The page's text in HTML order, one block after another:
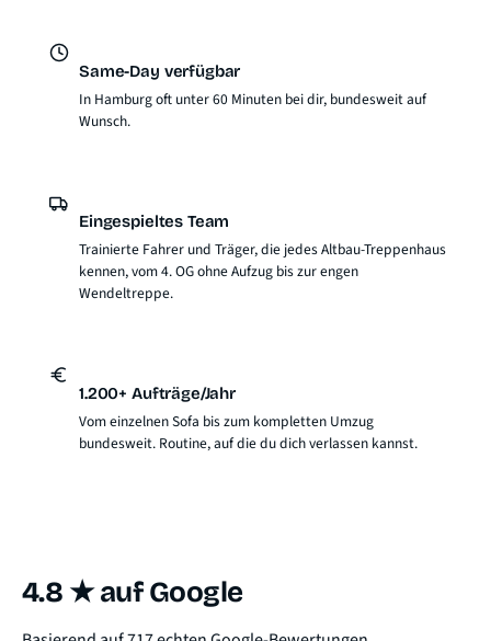
Same-Day verfügbar
In Hamburg oft unter 60 Minuten bei dir, bundesweit auf
Wunsch.
Eingespieltes Team
Trainierte Fahrer und Träger, die jedes Altbau-Treppenhaus
kennen, vom 4. OG ohne Aufzug bis zur engen
Wendeltreppe.
1.200+ Aufträge/Jahr
Vom einzelnen Sofa bis zum kompletten Umzug
bundesweit. Routine, auf die du dich verlassen kannst.
4.8 ★ auf Google